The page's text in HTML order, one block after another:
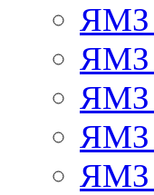
ЯМЗ
ЯМЗ
ЯМЗ
ЯМЗ
ЯМЗ